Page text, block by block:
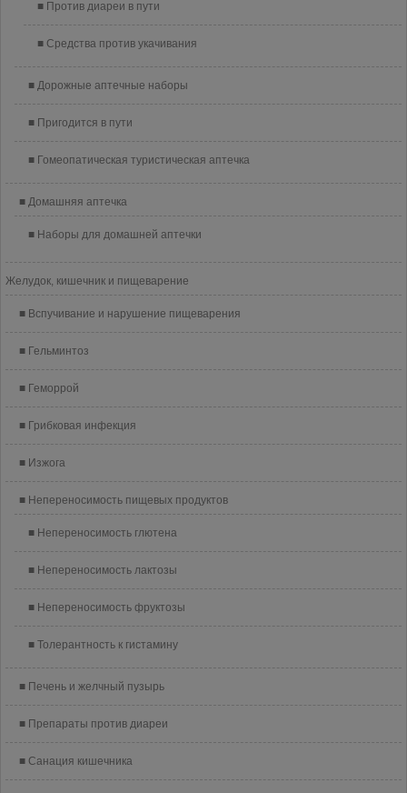
Против диареи в пути
Средства против укачивания
Дорожные аптечные наборы
Пригодится в пути
Гомеопатическая туристическая аптечка
Домашняя аптечка
Наборы для домашней аптечки
Желудок, кишечник и пищеварение
Вспучивание и нарушение пищеварения
Гельминтоз
Геморрой
Грибковая инфекция
Изжога
Непереносимость пищевых продуктов
Непереносимость глютена
Непереносимость лактозы
Непереносимость фруктозы
Толерантность к гистамину
Печень и желчный пузырь
Препараты против диареи
Санация кишечника